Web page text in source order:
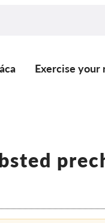
Exercise your